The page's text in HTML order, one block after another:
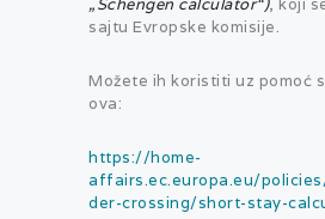
POVOLJNOSTI
„Schengen calculator“), koji
sajtu Evropske komisije.
Možete ih koristiti uz pomoć
ova:
https://home-
affairs.ec.europa.eu/
der-crossing/short-stay-